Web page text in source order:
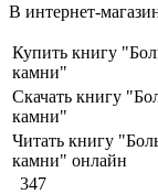
В интернет-
Купить книгу
камни"
Скачать книгу
камни"
Читать книгу
камни" онлайн
347